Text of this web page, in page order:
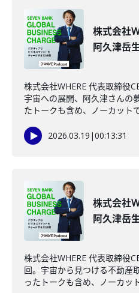
株式会社
阿久津岳
株式会社WHERE 代表取締役
宇宙への展開、阿久津さんの
たトークも含め、ノーカット
2026.03.19 |00:13:31
株式会社
阿久津岳
株式会社WHERE 代表取締役
回。宇宙から見つける不動産
ったトークも含め、ノーカッ